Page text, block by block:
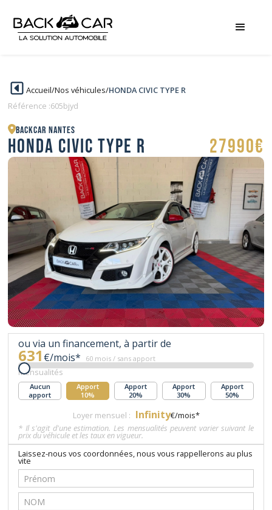
Accueil/Nos véhicules/HONDA CIVIC TYPE R
Référence :605bjyd
BACKCAR Nantes
HONDA CIVIC TYPE R 27990€
ou via un financement, à partir de
631 €/mois* 60 mois / sans apport
Mensualités
Aucun
apport
Apport
10%
Apport
20%
Apport
30%
Apport
50%
Loyer mensuel : Infinity€/mois*
* Il s'agit d'une estimation. Les mensualités peuvent varier suivant le
prix du véhicule et les taux en vigueur.
Laissez-nous vos coordonnées, nous vous rappellerons au plus
vite